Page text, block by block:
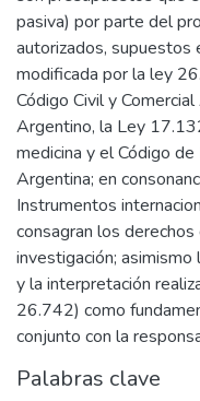
pasiva) por parte del
autorizados,
modificada por la ley
Código Civil y
Argentino, la Ley
medicina y el Código
Argentina; en
Instrumentos
consagran los
investigación;
y la interpretación
26.742) como
conjunto con la
Palabras clave